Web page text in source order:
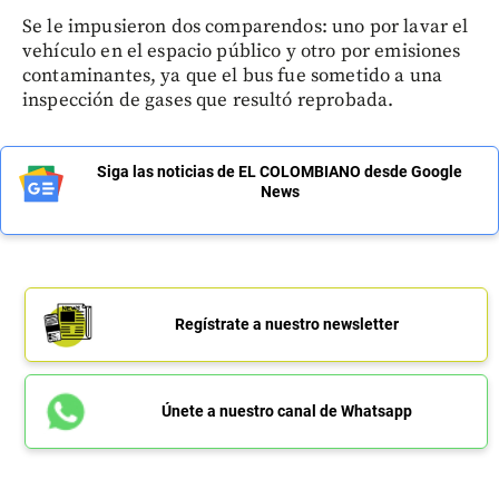
Se le impusieron dos comparendos: uno por lavar el
vehículo en el espacio público y otro por emisiones
contaminantes, ya que el bus fue sometido a una
inspección de gases que resultó reprobada.
Siga las noticias de EL COLOMBIANO desde Google
News
Regístrate a nuestro newsletter
Únete a nuestro canal de Whatsapp